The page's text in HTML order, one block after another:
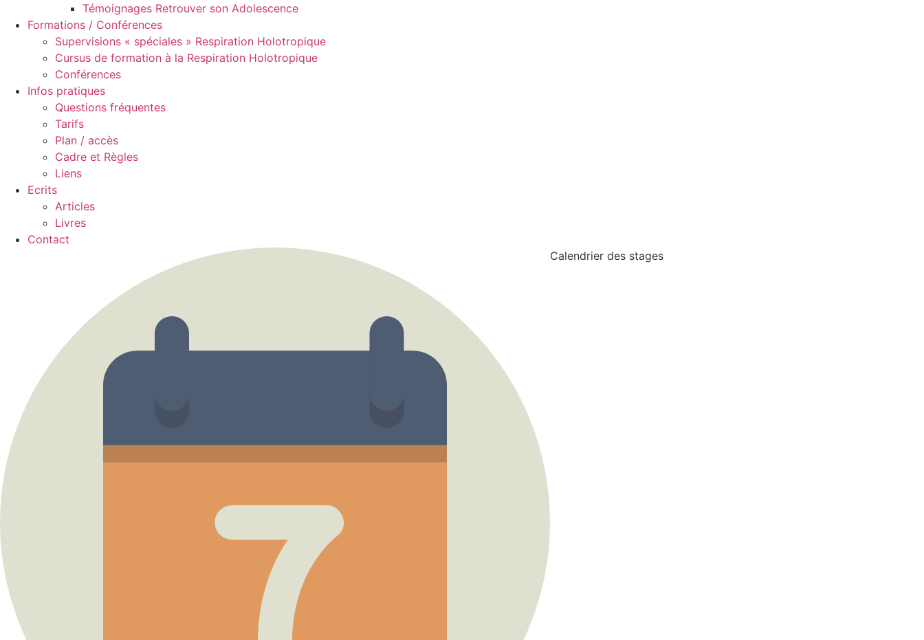
Témoignages Retrouver son Adolescence
Formations / Conférences
Supervisions « spéciales » Respiration Holotropique
Cursus de formation à la Respiration Holotropique
Conférences
Infos pratiques
Questions fréquentes
Tarifs
Plan / accès
Cadre et Règles
Liens
Ecrits
Articles
Livres
Contact
Calendrier des stages